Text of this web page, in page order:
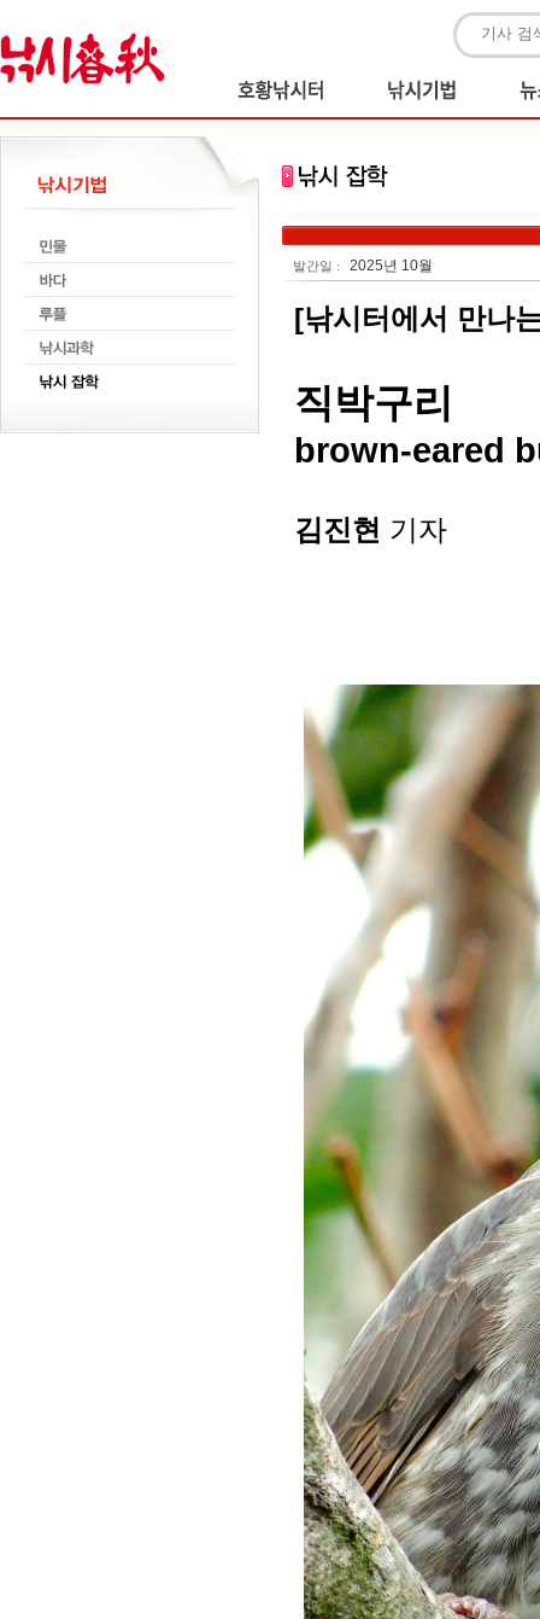
발간일 : 2025년 10월